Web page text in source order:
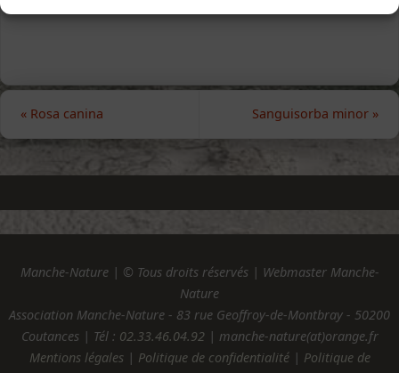
«Rosa canina Sanguisorba minor »
Manche-Nature | © Tous droits réservés | Webmaster Manche-
Nature
Association Manche-Nature - 83 rue Geoffroy-de-Montbray - 50200
Coutances | Tél : 02.33.46.04.92| manche-nature(at)orange.fr
Mentions légales| Politique de confidentialité| Politique de